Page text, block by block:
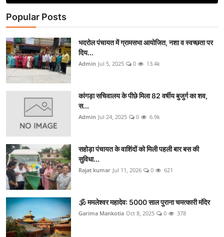
Popular Posts
भदरोल पंचायत में ग्रामसभा आयोजित, नशा व स्वच्छता पर
दिय...
Admin Jul 5, 2025 0 13.4k
कांगड़ा सचिवालय के पीछे मिला 82 वर्षीय बुजुर्ग का शव,
स...
Admin Jul 24, 2025 0 6.9k
सहोड़ा पंचायत के वाशिंदों को मिली पहली बार बस की
सुविधा...
Rajat kumar Jul 11, 2026 0 621
🕉️ ममलेश्वर महादेव: 5000 साल पुराना चमत्कारी मंदिर
Garima Mankotia Oct 8, 2025 0 378